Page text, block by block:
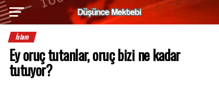
İslam
Ey oruç tutanlar, oruç bizi ne kadar
tutuyor?